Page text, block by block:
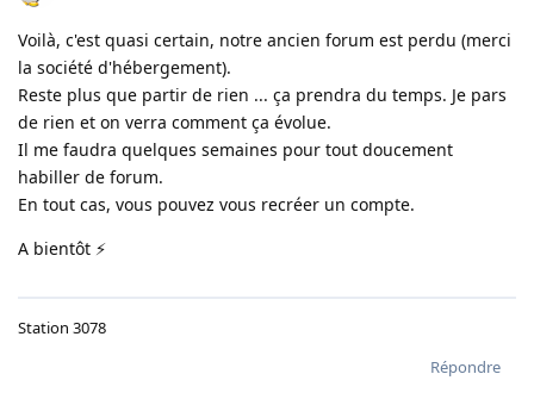
Voilà, c'est quasi certain, notre ancien forum est perdu (merci
la société d'hébergement).
Reste plus que partir de rien ... ça prendra du temps. Je pars
de rien et on verra comment ça évolue.
Il me faudra quelques semaines pour tout doucement
habiller de forum.
En tout cas, vous pouvez vous recréer un compte.
A bientôt ⚡
Station 3078
Répondre